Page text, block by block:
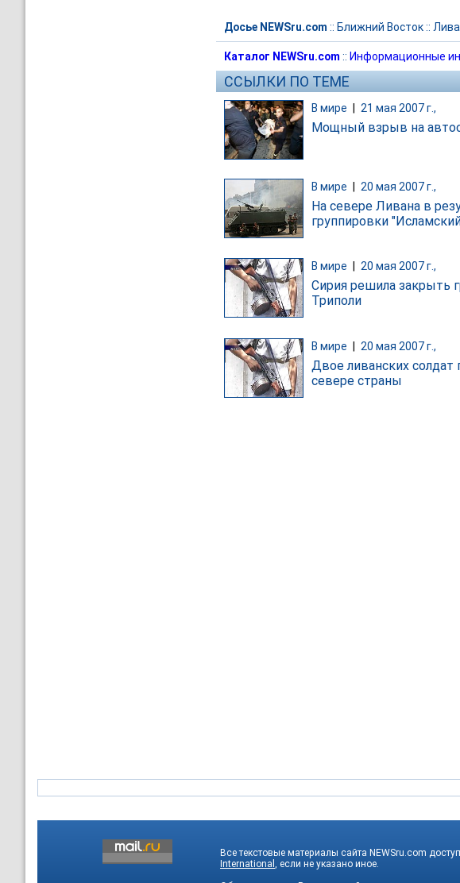
Досье NEWSru.com :: Ближний Восток::
Каталог NEWSru.com :: Информационные
ССЫЛКИ ПО ТЕМЕ
В мире 21 мая 2007 г.,
Мощный взрыв на
В мире 20 мая 2007 г.,
На севере Ливана в
группировки
В мире 20 мая 2007 г.,
Сирия решила закрыть
Триполи
В мире | 20 мая 2007 г.,
Двое ливанских солдат
севере страны
Все текстовые материалы сайта NEWSru.com
International
, если не указано иное.